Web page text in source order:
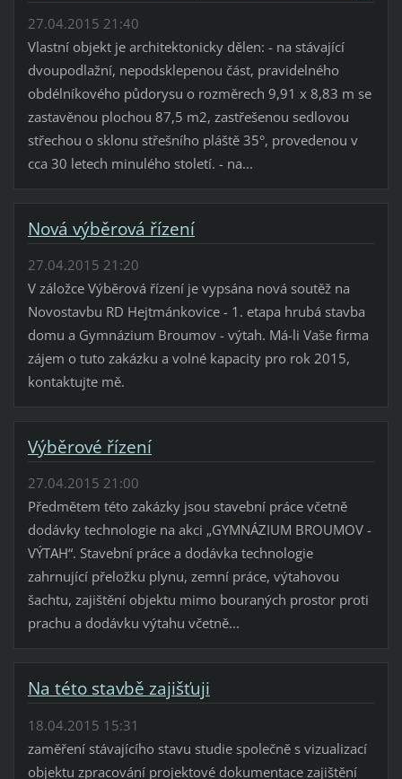
27.04.2015 21:40
Vlastní objekt je architektonicky dělen: - na stávající
dvoupodlažní, nepodsklepenou část, pravidelného
obdélníkového půdorysu o rozměrech 9,91 x 8,83 m se
zastavěnou plochou 87,5 m2, zastřešenou sedlovou
střechou o sklonu střešního pláště 35°, provedenou v
cca 30 letech minulého století. - na...
Nová výběrová řízení
27.04.2015 21:20
V záložce Výběrová řízení je vypsána nová soutěž na
Novostavbu RD Hejtmánkovice - 1. etapa hrubá stavba
domu a Gymnázium Broumov - výtah. Má-li Vaše firma
zájem o tuto zakázku a volné kapacity pro rok 2015,
kontaktujte mě.
Výběrové řízení
27.04.2015 21:00
Předmětem této zakázky jsou stavební práce včetně
dodávky technologie na akci „GYMNÁZIUM BROUMOV -
VÝTAH“. Stavební práce a dodávka technologie
zahrnující přeložku plynu, zemní práce, výtahovou
šachtu, zajištění objektu mimo bouraných prostor proti
prachu a dodávku výtahu včetně...
Na této stavbě zajišťuji
18.04.2015 15:31
zaměření stávajícího stavu studie společně s vizualizací
objektu zpracování projektové dokumentace zajištění